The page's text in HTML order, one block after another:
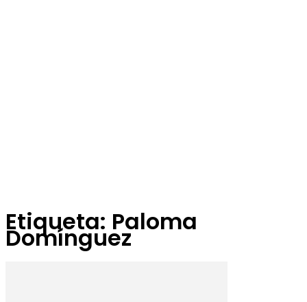
Etiqueta: Paloma
Domínguez